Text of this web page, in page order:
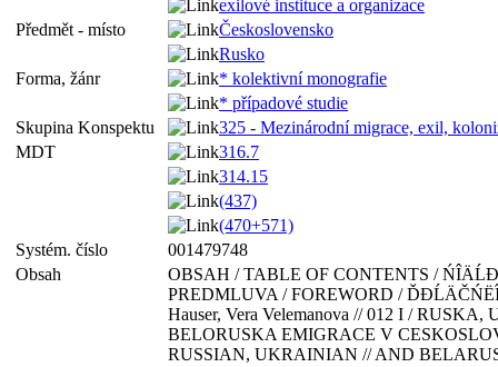
exilové instituce a organizace
Předmět - místo
Československo
Rusko
Forma, žánr
* kolektivní monografie
* případové studie
Skupina Konspektu
325 - Mezinárodní migrace, exil,
MDT
316.7
314.15
(437)
(470+571)
Systém. číslo
001479748
Obsah
OBSAH / TABLE OF CONTENTS /
PREDMLUVA / FOREWORD /
Hauser, Vera Velemanova // 012 I /
BELORUSKA EMIGRACE V
RUSSIAN, UKRAINIAN // AND